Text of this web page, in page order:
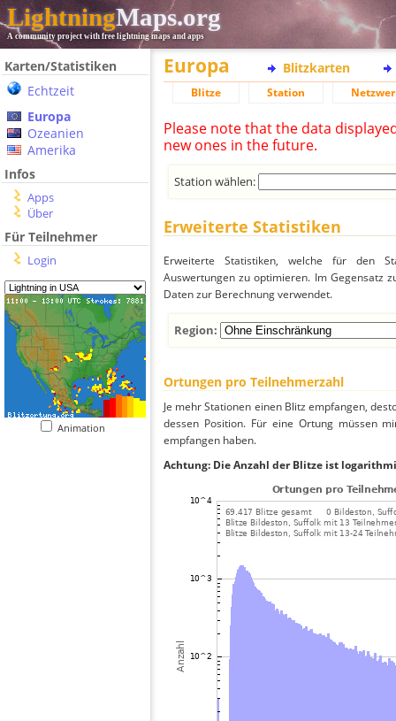
LightningMaps.org
A community project with free lightning maps and apps
Karten/Statistiken
Echtzeit
Europa
Ozeanien
Amerika
Infos
Apps
Über
Für Teilnehmer
Login
Animation
Europa Blitzkarten
Blitze Station
Please note that the data
new ones in the future.
Station wählen:
Erweiterte Statistiken
Erweiterte Statistiken, welche für den
Auswertungen zu optimieren. Im Gegensatz
Daten zur Berechnung verwendet.
Region:
Ortungen pro Teilnehmerzahl
Je mehr Stationen einen Blitz empfangen,
dessen Position. Für eine Ortung müssen
empfangen haben.
Achtung: Die Anzahl der Blitze ist